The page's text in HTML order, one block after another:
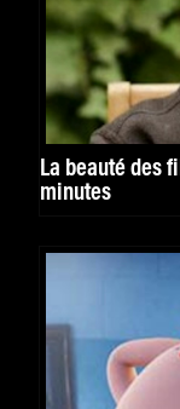
La beauté des
minutes